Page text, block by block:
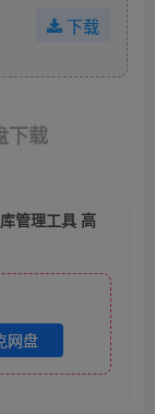
下载
下载
管理工具 高
网盘